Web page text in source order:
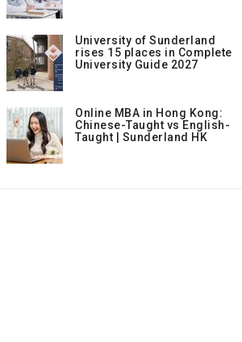
University of Sunderland
rises 15 places in Complete
University Guide 2027
Online MBA in Hong Kong:
Chinese-Taught vs English-
Taught | Sunderland HK